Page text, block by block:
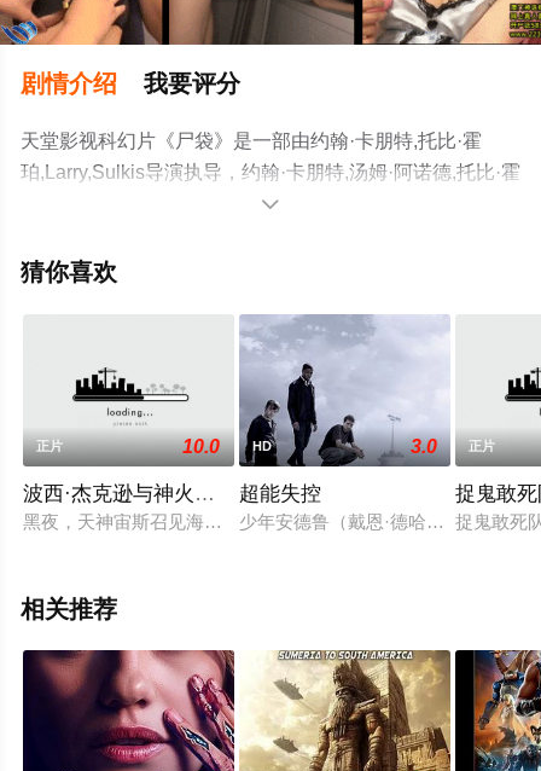
剧情介绍 我要评分
天堂影视科幻片《尸袋》是一部由约翰·卡朋特,托比·霍
珀,Larry,Sulkis导演执导，约翰·卡朋特,汤姆·阿诺德,托比·霍
珀,罗伯特·卡拉丁,Alex,Datcher,皮特·杰森,莫莉·曲克,韦斯·
齐,大卫·沃纳,西娜·阿斯顿,Attila,Kim,Alexis,格里高利·尼克
集），手机免费观看高清无删减完整版电影就上天堂电影
网，更多剧情信息可移步至豆瓣电影、电视猫或剧情网等
平台了解。

猜你喜欢
正片 10.0
波西·杰克逊与神火之盗
黑夜，天神宙斯召见海神波塞冬，称其子偷了闪电火，要挟他
HD 3.0
超能失控
少年安德鲁（戴恩·德哈恩 Dane
正片
捉鬼敢
捉鬼敢死
相关推荐